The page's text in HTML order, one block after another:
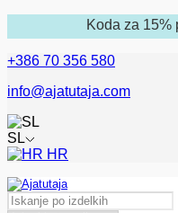
Koda za
+386 70 356 580
info@ajatutaja.com
SL
HR